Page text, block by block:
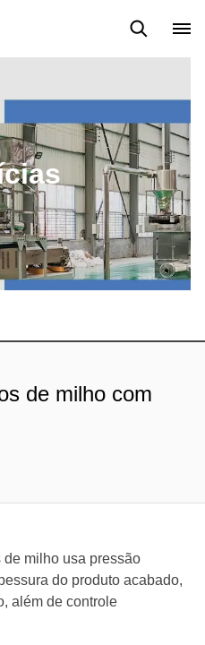
de milho com
milho usa pressão
do produto acabado,
além de controle